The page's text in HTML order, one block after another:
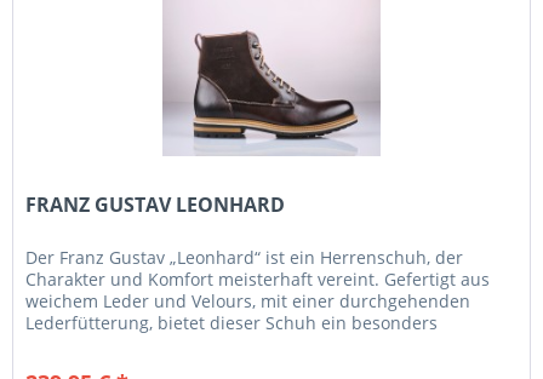
FRANZ GUSTAV LEONHARD
Der Franz Gustav „Leonhard“ ist ein Herrenschuh, der
Charakter und Komfort meisterhaft vereint. Gefertigt aus
weichem Leder und Velours, mit einer durchgehenden
Lederfütterung, bietet dieser Schuh ein besonders